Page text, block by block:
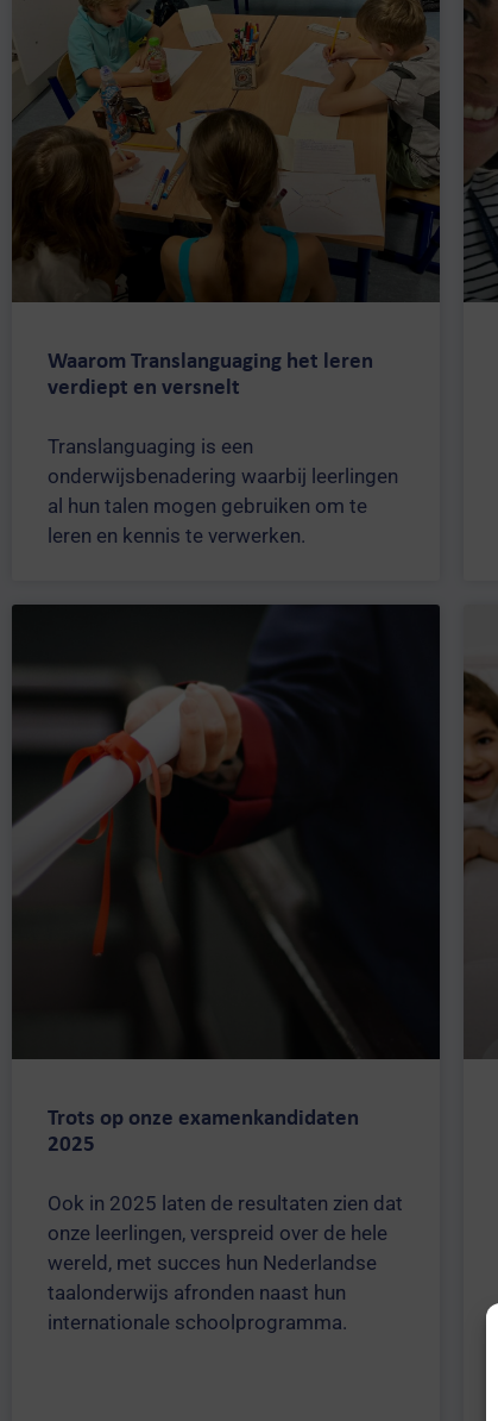
Waarom Translanguaging het leren
verdiept en versnelt
Translanguaging is een
onderwijsbenadering waarbij leerlingen
al hun talen mogen gebruiken om te
leren en kennis te verwerken.
Trots op onze examenkandidaten
2025
Ook in 2025 laten de resultaten zien dat
onze leerlingen, verspreid over de hele
wereld, met succes hun Nederlandse
taalonderwijs afronden naast hun
internationale schoolprogramma.